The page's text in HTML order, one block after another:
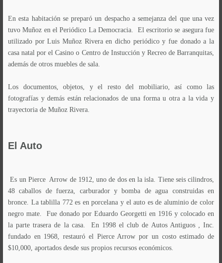
En esta habitación se preparó un despacho a semejanza del que una vez
tuvo Muñoz en el Periódico La Democracia. El escritorio se asegura fue
utilizado por Luis Muñoz Rivera en dicho periódico y fue donado a la
casa natal por el Casino o Centro de Instucción y Recreo de Barranquitas,
además de otros muebles de sala.
Los documentos, objetos, y el resto del mobiliario, así como las
fotografías y demás están relacionados de una forma u otra a la vida y
trayectoria de Muñoz Rivera.
El Auto
Es un Pierce Arrow de 1912, uno de dos en la isla. Tiene seis cilindros,
48 caballos de fuerza, carburador y bomba de agua construidas en
bronce. La tablilla 772 es en porcelana y el auto es de aluminio de color
negro mate. Fue donado por Eduardo Georgetti en 1916 y colocado en
la parte trasera de la casa. En 1998 el club de Autos Antiguos , Inc.
fundado en 1968, restauró el Pierce Arrow por un costo estimado de
$10,000, aportados desde sus propios recursos económicos.